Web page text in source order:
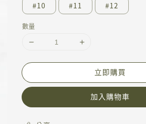
#10 #11 #12
數量
立即購買
加入購物車